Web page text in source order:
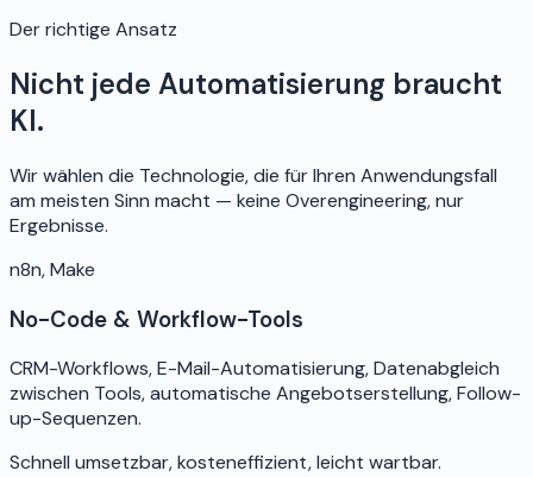
Der richtige Ansatz
Nicht jede Automatisierung braucht
KI.
Wir wählen die Technologie, die für Ihren Anwendungsfall
am meisten Sinn macht — keine Overengineering, nur
Ergebnisse.
n8n, Make
No-Code & Workflow-Tools
CRM-Workflows, E-Mail-Automatisierung, Datenabgleich
zwischen Tools, automatische Angebotserstellung, Follow-
up-Sequenzen.
Schnell umsetzbar, kosteneffizient, leicht wartbar.